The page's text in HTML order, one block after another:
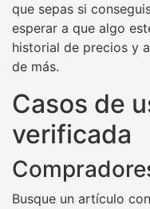
que sepas si
esperar a que algo
historial de precios y
de más.
Casos de
verificada
Busque un artículo